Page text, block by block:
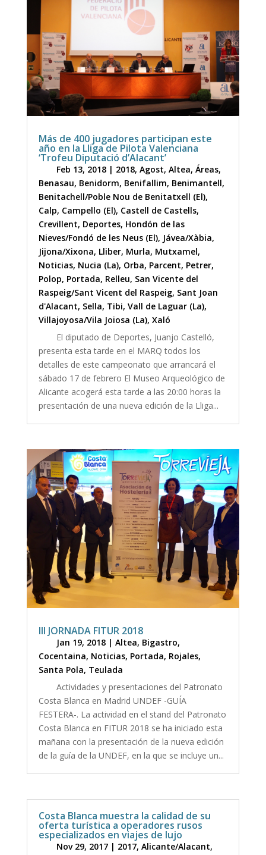
Más de 400 jugadores participan este
año en la Lliga de Pilota Valenciana
‘Trofeu Diputació d’Alacant’
Feb 13, 2018| 2018, Agost, Altea, Áreas,
Benasau, Benidorm, Benifallim, Benimantell,
Benitachell/Poble Nou de Benitatxell (El),
Calp, Campello (El), Castell de Castells,
Crevillent, Deportes, Hondón de las
Nieves/Fondó de les Neus (El), Jávea/Xàbia,
Jijona/Xixona, Lliber, Murla, Mutxamel,
Noticias, Nucia (La), Orba, Parcent, Petrer,
Polop, Portada, Relleu, San Vicente del
Raspeig/Sant Vicent del Raspeig, Sant Joan
d'Alacant, Sella, Tibi, Vall de Laguar (La),
Villajoyosa/Vila Joiosa (La), Xaló
El diputado de Deportes, Juanjo Castelló,
presenta esta tarde en el MARQ todos los
detalles de este campeonato que arrancará el
sábado 17 de febrero El Museo Arqueológico de
Alicante acogerá esta tarde a las 20:00 horas la
presentación de una nueva edición de la Lliga...
III JORNADA FITUR 2018
Jan 19, 2018| Altea, Bigastro,
Cocentaina, Noticias, Portada, Rojales,
Santa Pola, Teulada
Actividades y presentaciones del Patronato
Costa Blanca en Madrid UNDEF -GUÍA
FESTERA-. La actividad en el stand del Patronato
Costa Blanca en FITUR 2018 se ha iniciado esta
mañana con la presentación de la nueva edición
de la guía de la UNDEF, en la que se incluye un...
Costa Blanca muestra la calidad de su
oferta turística a operadores rusos
especializados en viajes de lujo
Nov 29, 2017| 2017, Alicante/Alacant,